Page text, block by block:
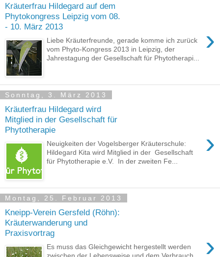
Kräuterfrau Hildegard auf dem
Phytokongress Leipzig vom 08.
- 10. März 2013
›
Liebe Kräuterfreunde, gerade komme ich zurück
vom Phyto-Kongress 2013 in Leipzig, der
Jahrestagung der Gesellschaft für Phytotherapi...
Sonntag, 3. März 2013
Kräuterfrau Hildegard wird
Mitglied in der Gesellschaft für
Phytotherapie
›
Neuigkeiten der Vogelsberger Kräuterschule:
Hildegard Kita wird Mitglied in der Gesellschaft
für Phytotherapie e.V. In der zweiten Fe...
Montag, 25. Februar 2013
Kneipp-Verein Gersfeld (Röhn):
Kräuterwanderung und
Praxisvortrag
›
Es muss das Gleichgewicht hergestellt werden